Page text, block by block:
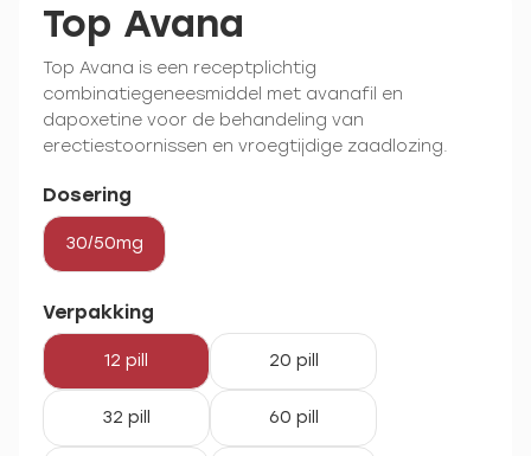
Top Avana
Top Avana is een receptplichtig
combinatiegeneesmiddel met avanafil en
dapoxetine voor de behandeling van
erectiestoornissen en vroegtijdige zaadlozing.
Dosering
30/50mg
Verpakking
12 pill 20 pill
32 pill 60 pill